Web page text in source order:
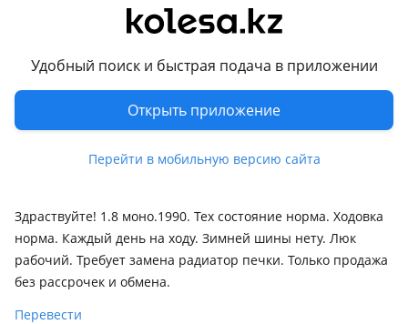
Удобный поиск и быстрая подача в приложении
Открыть приложение
Перейти в мобильную версию сайта
Механика
Руль
Слева
Цвет
Растаможен в Казахстане
Да
Здраствуйте! 1.8 моно.1990. Тех состояние норма. Ходовка
норма. Каждый день на ходу. Зимней шины нету. Люк
рабочий. Требует замена радиатор печки. Только продажа
без рассрочек и обмена.
Перевести